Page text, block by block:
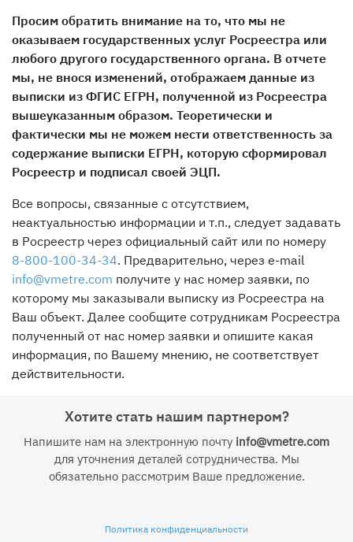
Просим обратить внимание на то, что мы не
оказываем государственных услуг Росреестра или
любого другого государственного органа. В отчете
мы, не внося изменений, отображаем данные из
выписки из ФГИС ЕГРН, полученной из Росреестра
вышеуказанным образом. Теоретически и
фактически мы не можем нести ответственность за
содержание выписки ЕГРН, которую сформировал
Росреестр и подписал своей ЭЦП.
Все вопросы, связанные с отсутствием,
неактуальностью информации и т.п., следует задавать
в Росреестр через официальный сайт или по номеру
8-800-100-34-34. Предварительно, через e-mail
info@vmetre.com получите у нас номер заявки, по
которому мы заказывали выписку из Росреестра на
Ваш объект. Далее сообщите сотрудникам Росреестра
полученный от нас номер заявки и опишите какая
информация, по Вашему мнению, не соответствует
действительности.
Хотите стать нашим партнером?
Напишите нам на электронную почту info@vmetre.com
для уточнения деталей сотрудничества. Мы
обязательно рассмотрим Ваше предложение.
Политика конфиденциальности